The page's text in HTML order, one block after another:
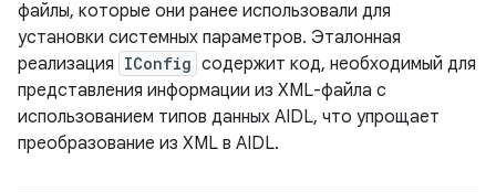
файлы, которые они ранее использовали для
установки системных параметров. Эталонная
реализация IConfig содержит код, необходимый для
представления информации из XML-файла с
использованием типов данных AIDL, что упрощает
преобразование из XML в AIDL.